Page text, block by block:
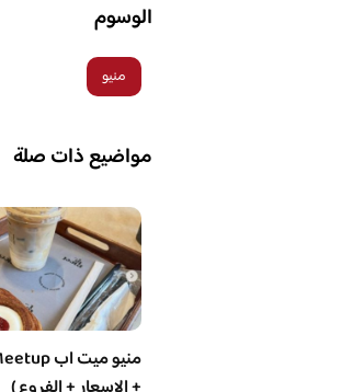
الوسوم
منيو
مواضيع ذات صلة